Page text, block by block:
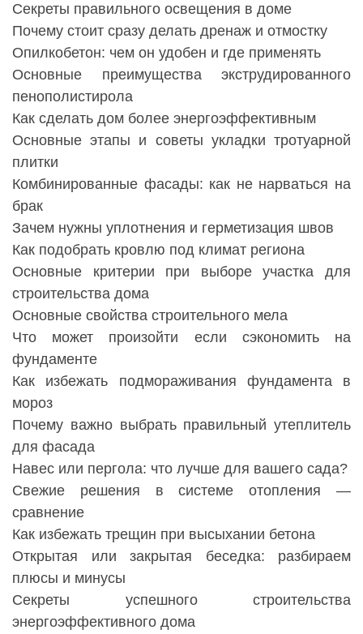
Секреты правильного освещения в доме
Почему стоит сразу делать дренаж и отмостку
Опилкобетон: чем он удобен и где применять
Основные преимущества экструдированного
пенополистирола
Как сделать дом более энергоэффективным
Основные этапы и советы укладки тротуарной
плитки
Комбинированные фасады: как не нарваться на
брак
Зачем нужны уплотнения и герметизация швов
Как подобрать кровлю под климат региона
Основные критерии при выборе участка для
строительства дома
Основные свойства строительного мела
Что может произойти если сэкономить на
фундаменте
Как избежать подмораживания фундамента в
мороз
Почему важно выбрать правильный утеплитель
для фасада
Навес или пергола: что лучше для вашего сада?
Свежие решения в системе отопления —
сравнение
Как избежать трещин при высыхании бетона
Открытая или закрытая беседка: разбираем
плюсы и минусы
Секреты успешного строительства
энергоэффективного дома